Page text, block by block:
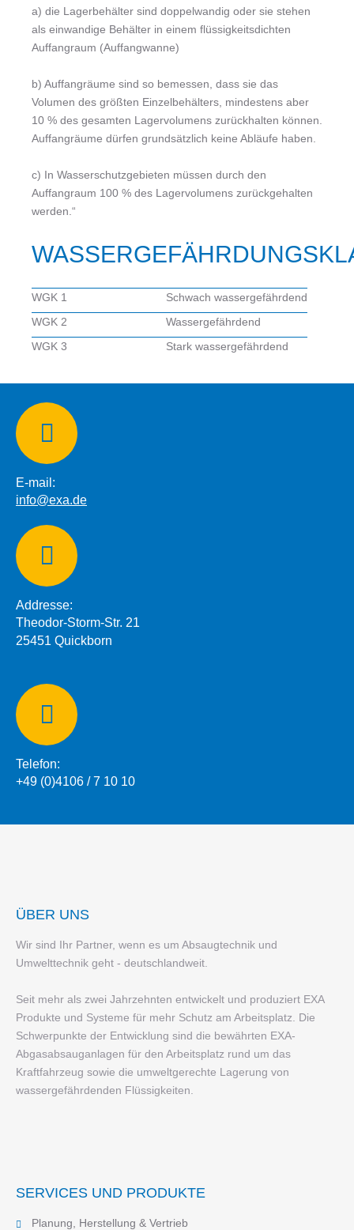
a) die Lagerbehälter sind doppelwandig oder sie stehen
als einwandige Behälter in einem flüssigkeitsdichten
Auffangraum (Auffangwanne)
b) Auffangräume sind so bemessen, dass sie das
Volumen des größten Einzelbehälters, mindestens aber
10 % des gesamten Lagervolumens zurückhalten können.
Auffangräume dürfen grundsätzlich keine Abläufe haben.
c) In Wasserschutzgebieten müssen durch den
Auffangraum 100 % des Lagervolumens zurückgehalten
werden.“
WGK 1
Schwach wassergefährdend
WGK 2
Wassergefährdend
WGK 3
Stark wassergefährdend
E-mail:
info@exa.de
Addresse:
Theodor-Storm-Str. 21
25451 Quickborn
Telefon:
+49 (0)4106 / 7 10 10
ÜBER UNS
Wir sind Ihr Partner, wenn es um Absaugtechnik und
Umwelttechnik geht - deutschlandweit.
Seit mehr als zwei Jahrzehnten entwickelt und produziert EXA
Produkte und Systeme für mehr Schutz am Arbeitsplatz. Die
Schwerpunkte der Entwicklung sind die bewährten EXA-
Abgasabsauganlagen für den Arbeitsplatz rund um das
Kraftfahrzeug sowie die umweltgerechte Lagerung von
wassergefährdenden Flüssigkeiten.
SERVICES UND PRODUKTE
Planung, Herstellung & Vertrieb